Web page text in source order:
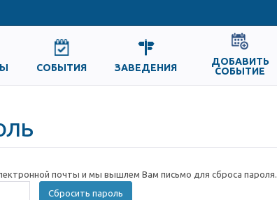
СОБЫТИЯ ЗАВЕДЕНИЯ
ДОБАВИТЬ
СОБЫТИЕ
почты и мы вышлем Вам письмо для сброса пароля.
Сбросить пароль